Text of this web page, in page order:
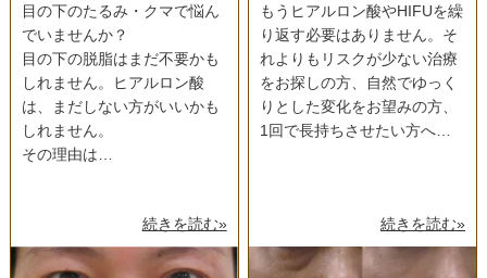
目の下のたるみ・クマで悩ん
でいませんか？
目の下の脱脂はまだ不要かも
しれません。ヒアルロン酸
は、まだしない方がいいかも
しれません。
その理由は…
続きを読む»
もうヒアルロン酸やHIFUを繰
り返す必要はありません。そ
れよりもリスクが少ない治療
をお探しの方、自然でゆっく
りとした変化をお望みの方、
1回で長持ちさせたい方へ…
続きを読む»